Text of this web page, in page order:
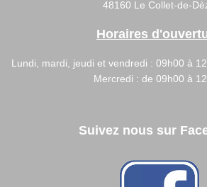
48160 Le Collet-de-
Horaires
Lundi, mardi, jeudi et vendredi : 09h00 à
Mercredi : de 09h00 à
Suivez nous sur